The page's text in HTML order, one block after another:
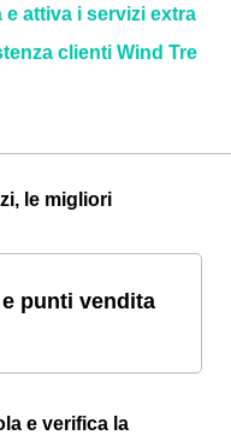
e attiva i servizi extra
clienti Wind Tre
le migliori
punti vendita
e verifica la